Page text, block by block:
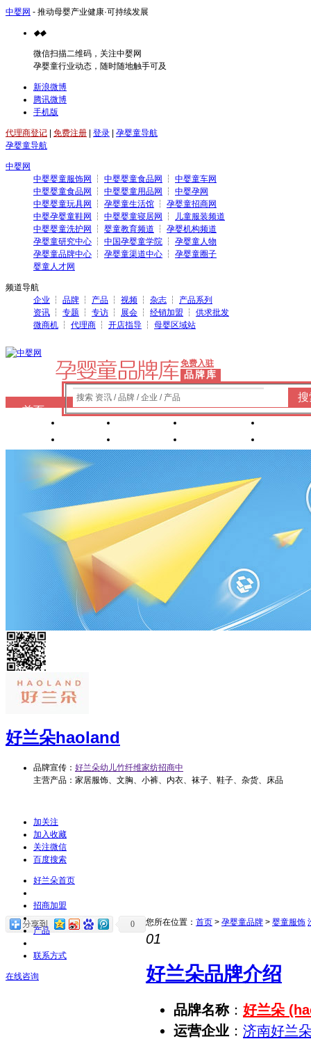
中婴网 - 推动母婴产业健康·可持续发展
◆◆
微信扫描二维码，关注中婴网
孕婴童行业动态，随时随地触手可及
新浪微博
腾讯微博
手机版
代理商登记 免费注册 登录
孕婴童导航
孕婴童导航
中婴网
中婴婴童服饰网
┆ 中婴婴童食品网 ┆ 中婴童车网
中婴婴童食品网
┆ 中婴婴童用品网 ┆ 中婴孕网
中婴婴童玩具网
┆ 孕婴童生活馆 ┆ 孕婴童招商网
中婴孕婴童鞋网
┆ 中婴婴童寝居网 ┆
儿童服装频道
中婴婴童洗护网
┆ 婴童教育频道 ┆ 孕婴机构频道
孕婴童研究中心 ┆ 中国孕婴童学院 ┆ 孕婴童人物
孕婴童品牌中心 ┆ 孕婴童渠道中心 ┆ 孕婴童圈子
婴童人才网
频道导航
企业 ┆ 品牌 ┆ 产品 ┆ 视频 ┆ 杂志 ┆ 产品系列
资讯 ┆ 专题 ┆ 专访 ┆ 展会 ┆ 经销加盟 ┆ 供求批发
微商机 ┆ 代理商 ┆ 开店指导 ┆ 母婴区域站
免费入驻
品牌库
搜索 资讯 / 品牌 / 企业 / 产品
搜
首页
好兰朵haoland
品牌宣传： 好兰朵幼儿竹纤维家纺招商中
主营产品：家居服饰、文胸、小裤、内衣、袜子、鞋子、杂货、床品
加关注
加入收藏
关注微信
百度搜索
好兰朵首页
招商加盟
产品
联系方式
在线咨询
0 您所在位置： 首页 > 孕婴童品牌 > 婴童服饰
01
好兰朵品牌介绍
品牌名称： 好兰朵
运营企业 ： 济南好兰